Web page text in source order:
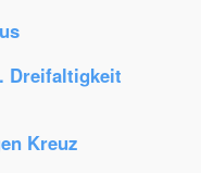
Dreifaltigkeit
Kreuz